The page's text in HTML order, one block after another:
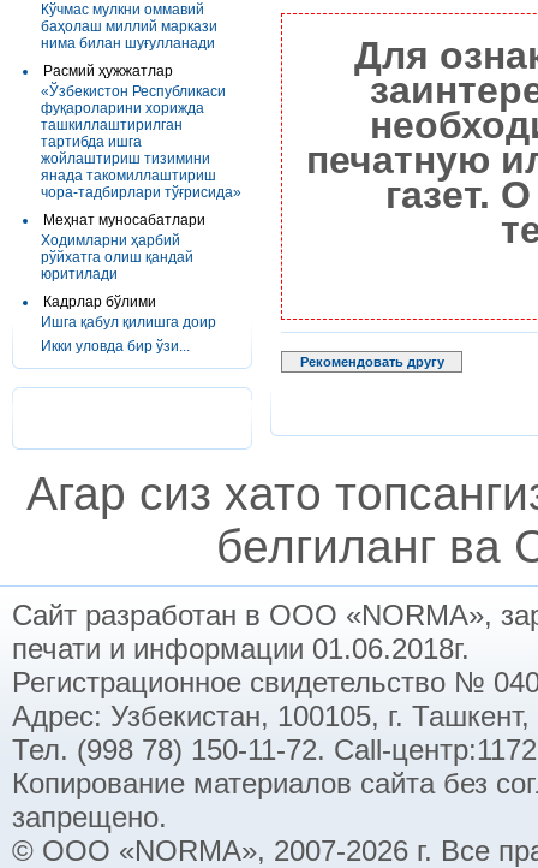
Кўчмас мулкни оммавий
баҳолаш миллий маркази
нима билан шуғулланади
Расмий ҳужжатлар
«Ўзбекистон Республикаси
фуқароларини хорижда
ташкиллаштирилган
тартибда ишга
жойлаштириш тизимини
янада такомиллаштириш
чора-тадбирлари тўғрисида»
Меҳнат муносабатлари
Ходимларни ҳарбий
рўйхатга олиш қандай
юритилади
Кадрлар бўлими
Ишга қабул қилишга доир
Икки уловда бир ўзи...
Для
печатную
газет.
Рекомендовать другу
Агар сиз хато
белгиланг ва
Сайт разработан в ООО «NORMA»,
печати и информации 01.06.2018г.
Регистрационное свидетельство №
Адрес: Узбекистан, 100105, г.
Тел. (998 78) 150-11-72. Call-
Копирование материалов сайта без
запрещено.
© ООО «NORMA», 2007-2026 г. Все